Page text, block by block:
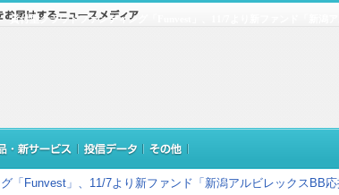
貸付型クラウドファンディング「Funvest」、11/7より新ファンド「新潟
「Funvest」、11/7より新ファンド「新潟アルビレックスBB